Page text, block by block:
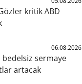
kritik ABD
06.08.2026
bedelsiz sermaye
artacak